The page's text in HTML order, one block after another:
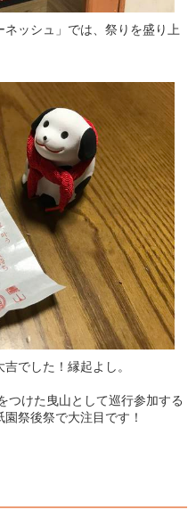
ッシュ」では、祭りを盛り上
でした！縁起よし。
つけた曳山として巡行参加する
祭後祭で大注目です！